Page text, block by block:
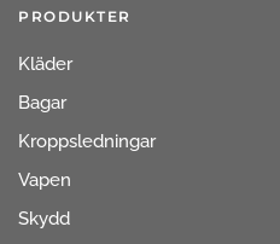
PRODUKTER
Kläder
Bagar
Kroppsledningar
Vapen
Skydd